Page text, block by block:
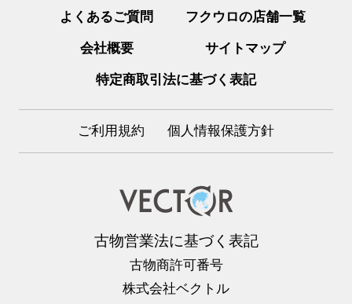
よくあるご質問 フクウロの店舗一覧
会社概要 サイトマップ
特定商取引法に基づく表記
ご利用規約 個人情報保護方針
古物営業法に基づく表記
古物商許可番号
株式会社ベクトル